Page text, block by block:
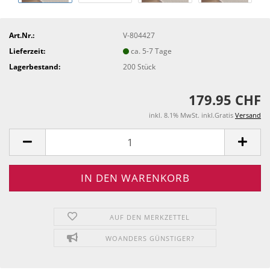
Art.Nr.:
V-804427
Lieferzeit:
ca. 5-7 Tage
Lagerbestand:
200Stück
179.95 CHF
inkl. 8.1% MwSt. inkl.Gratis Versand
AUF DEN MERKZETTEL
WOANDERS GÜNSTIGER?